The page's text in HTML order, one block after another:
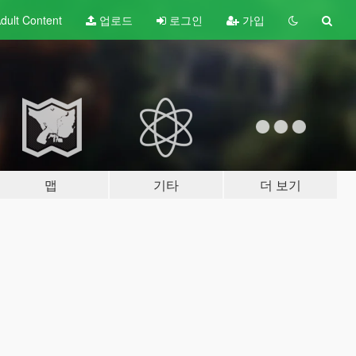
Content 업로드 로그인 가입
맵 기타 더 보기